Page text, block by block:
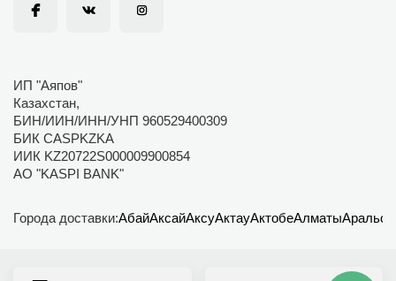
ИП "Аяпов"
Казахстан,
БИН/ИИН/ИНН/УНП 960529400309
БИК CASPKZKA
ИИК KZ20722S000009900854
АО "KASPI BANK"
Города доставки:АбайАксайАксуАктауАктобеАлматыАральск